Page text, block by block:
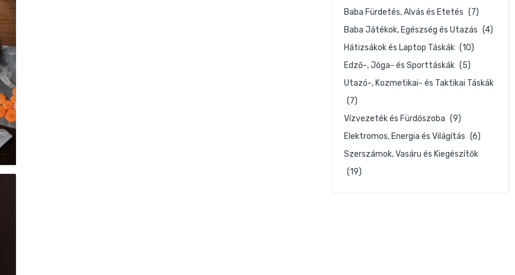
Baba Fürdetés, Alvás és Etetés (7)
Baba Játékok, Egészség és Utazás (4)
Hátizsákok és Laptop Táskák (10)
Edző-, Jóga- és Sporttáskák (5)
Utazó-, Kozmetikai- és Taktikai Táskák
(7)
Vízvezeték és Fürdőszoba (9)
Elektromos, Energia és Világítás (6)
Szerszámok, Vasáru és Kiegészítők
(19)